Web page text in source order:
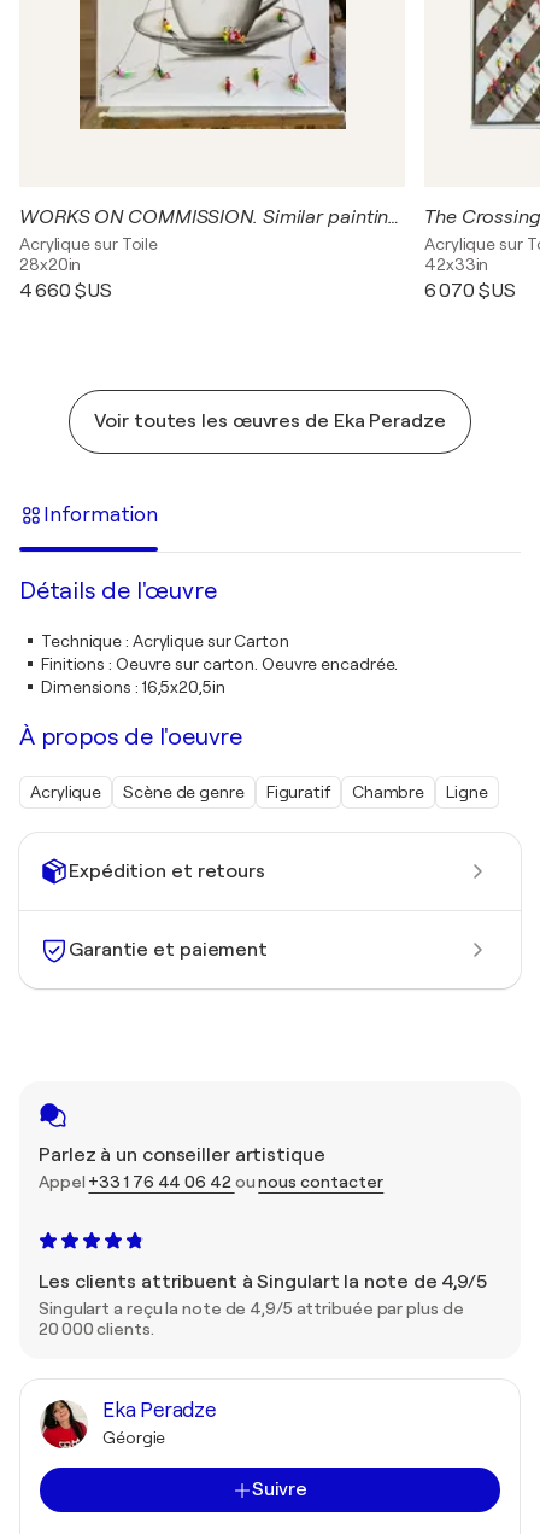
Expédition et retours
Garantie et paiement
Parlez à un conseiller artistique
Appel +33 1 76 44 06 42 ounous contacter
Les clients attribuent à Singulart la note de 4,9/5
Singulart a reçu la note de 4,9/5 attribuée par plus de
20 000 clients.
Eka Peradze
Géorgie
Suivre
WORKS ON COMMISSION. Similar paintings
Acrylique sur Toile
28x20in
4 660 $US
The Crossing
Acrylique sur
42x33in
6 070 $US
Voir toutes les œuvres de Eka Peradze
Information
Détails de l'œuvre
Technique: Acrylique sur Carton
Finitions : Oeuvre sur carton. Oeuvre encadrée.
Dimensions : 16,5x20,5in
À propos de l'oeuvre
Acrylique Scène de genre Figuratif Chambre Ligne